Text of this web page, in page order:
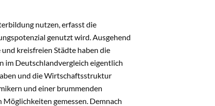
nutzen, erfasst die
genutzt wird. Ausgehend
kreisfreien Städte haben die
im Deutschlandvergleich eigentlich
und die Wirtschaftsstruktur
und einer brummenden
gemessen. Demnach